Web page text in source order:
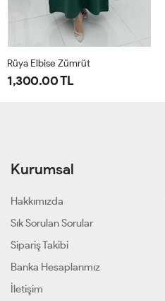
Rüya Elbise Zümrüt
1,300.00 TL
Kurumsal
Hakkımızda
Sık Sorulan Sorular
Sipariş Takibi
Banka Hesaplarımız
İletişim